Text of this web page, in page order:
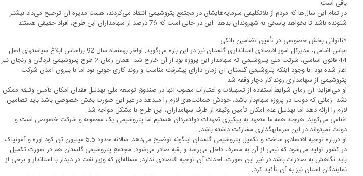
باقی است.
در تمام این سال‌ها که مردم از بلاتکلیفی سرمایه‌هایشان در مجتمع پتروشیمی انتقاد می‌کردند، هیئت مدیره آن ترجیح می‌داد بیشتر
شنونده باشد تا بخواهد پاسخی به شهروندان بدهد. این در حالی است که 76 درصد از سهامداران این طرح، افراد حقیقی هستند.
*ناتوانی بخش خصوصی در تأمین تضامین بانکی
عباس اغنامی، مدیرکل امور اقتصادی استانداری گلستان نیز در این باره می‌گوید: اواخر بهمن‎ماه سال 92 براساس ابلاغ سیاست‎های اصل
44 قانون اساسی، شرکت ملی پتروشیمی که سهام‎دار این پروژه بود از آن خارج شد. همان زمان 2 طرح پتروشیمی لردگان و زنجان نیز
آغاز شده بود. با وجود اینکه پتروشیمی گلستان آن زمان دارای پیشرفت مناسب و روند کاری خوبی بود اما با بیرون آمدن شرکت
پتروشیمی از سهام‎داری روند کار دچار وقفه شد.
او می‌افزاید: آن زمان شرایط استفاده از تسهیلات و اعتبارات مصوب آنها در صندوق توسعه ملی به‎دلیل فقدان امکان تأمین وثیقه ممکن
نشد. زمانی که دولت در پروژه سهام‌دار باشد، خودش ضمانت‌های لازم را می‎دهد در غیر این صورت بخش خصوصی باشد باید تضامین
لازم را ارائه دهد اما به‎دلیل عدم امکان تأمین وثیقه از طرف سهام‎داران، این طرح با مشکل مواجه شد.
اغنامی می‌گوید: هرچند همه ما متعهد به پیگیری تعهدات دولتمردان هستیم اما پتروشیمی یک مجموعه و شرکت خصوصی است و
دولت نمی‎تواند در این سرمایه‎گذاری مشارکت داشته باشد.
او درباره توجیه اقتصادی ساخت و تکمیل پتروشیمی گلستان اینگونه توضیح می‌دهد: سالانه حدود 5.5 میلیون تن کود اوره و آمونیاک
در کشور تولید می‌شود که نیمی از آن به مصرف داخل می‌رسد و بقیه صادر می‌شود. مجتمع پتروشیمی گلستان هم در صورت تکمیل
باید نگاهش به صادرات باشد در غیر این صورت، احداث آن توجیه اقتصادی ندارد. مسئله‌ای که وزیر نفت در دیدار با استاندار و برخی از
نمایندگان استان نیز به آن تأکید کرد.